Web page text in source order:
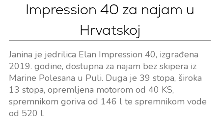
Impression 40 za najam u
Hrvatskoj
Janina je jedrilica Elan Impression 40, izgrađena
2019. godine, dostupna za najam bez skipera iz
Marine Polesana u Puli. Duga je 39 stopa, široka
13 stopa, opremljena motorom od 40 KS,
spremnikom goriva od 146 l te spremnikom vode
od 520 l.